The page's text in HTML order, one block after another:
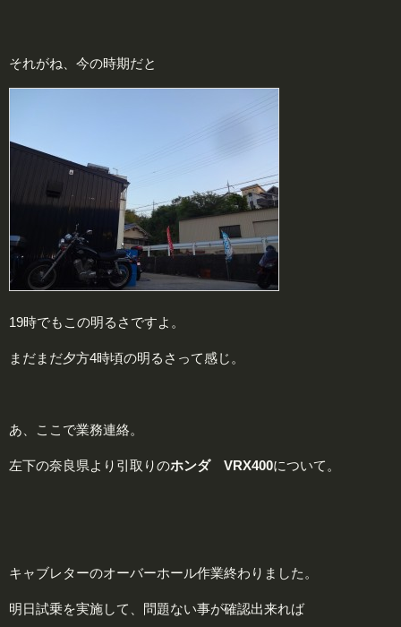
それがね、今の時期だと
19時でもこの明るさですよ。
まだまだ夕方4時頃の明るさって感じ。
あ、ここで業務連絡。
左下の奈良県より引取りのホンダ VRX400について。
キャブレターのオーバーホール作業終わりました。
明日試乗を実施して、問題ない事が確認出来れば